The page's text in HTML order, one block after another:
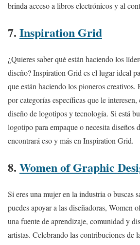
brinda acceso a libros electrónicos y al
7. Inspiration Grid
¿Quieres saber qué están haciendo los
diseño? Inspiration Grid es el lugar ideal
que están haciendo los pioneros creativos.
por categorías específicas que le
diseño de logotipos y tecnología. Si está
logotipo para empaque o necesita diseños
encontrará eso y más en Inspiration Grid.
8. Women of Graphic
Si eres una mujer en la industria o buscas
puedes apoyar a las diseñadoras, Women
una fuente de aprendizaje, comunidad y
artistas. Celebrando las contribuciones de